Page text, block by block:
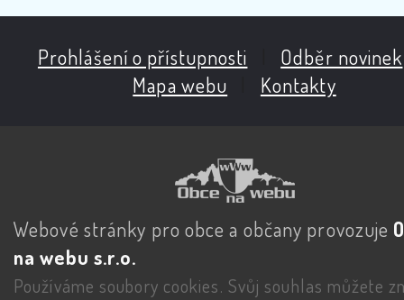
Prohlášení o přístupnosti Odběr novinek
Mapa webu
Kontakty
Webové stránky pro obce a občany provozuje
na webu s.r.o.
Používáme soubory cookies. Svůj souhlas můžete